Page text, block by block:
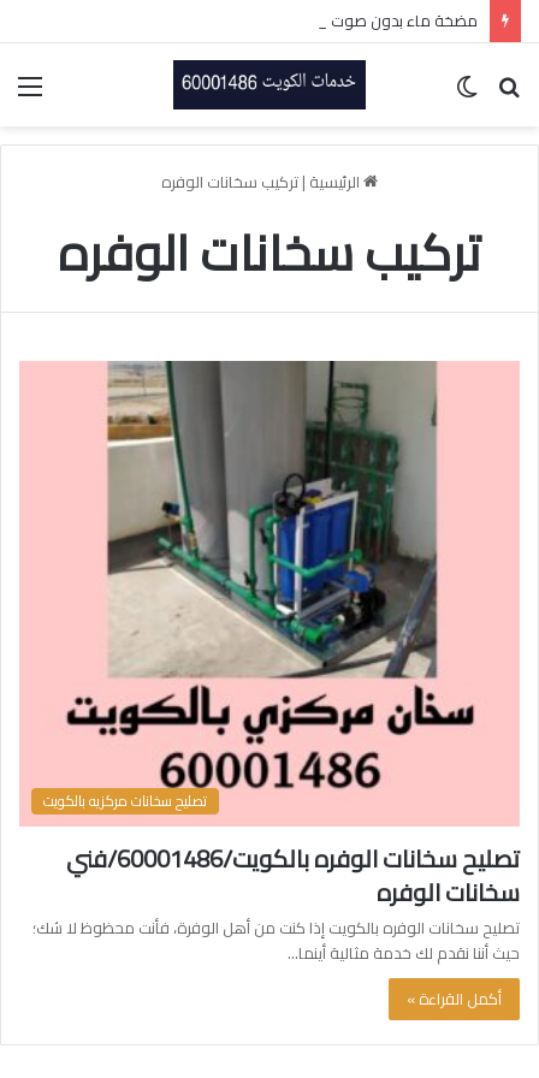
مضخة ماء بدون صوت بالكويت-60001486-اتصل الان
بحث
الرئيسية |تركيب سخانات الوفره
تركيب سخانات الوفره
تصليح سخانات مركزيه بالكويت
تصليح سخانات الوفره بالكويت/60001486/فني
سخانات الوفره
تصليح سخانات الوفره بالكويت إذا كنت من أهل الوفرة، فأنت محظوظ لا شك؛
حيث أننا نقدم لك خدمة مثالية أينما…
أكمل القراءة »